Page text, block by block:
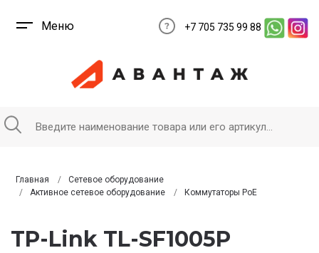
Меню +7 705 735 99 88
Главная
Сетевое оборудование
Активное сетевое оборудование
Коммутаторы PoE
TP-Link TL-SF1005P